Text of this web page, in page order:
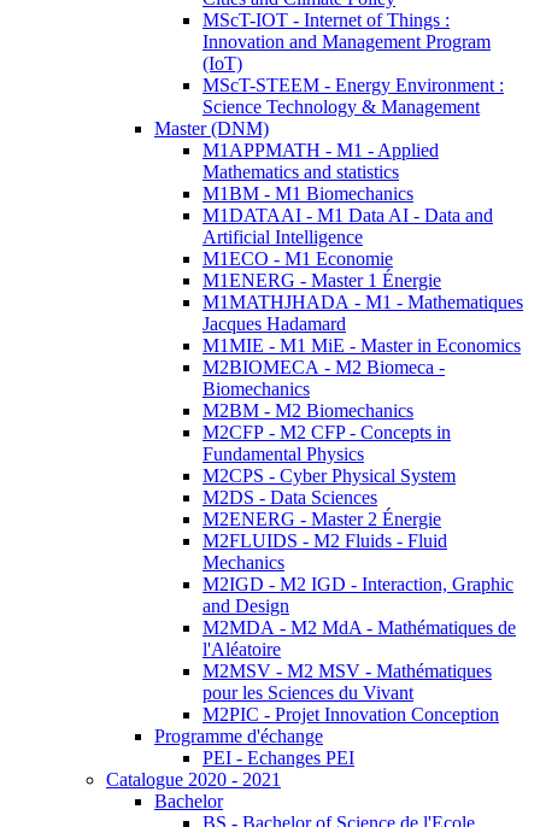
MScT-IOT - Internet of Things :
Innovation and Management Program
(IoT)
MScT-STEEM - Energy Environment :
Science Technology & Management
Master (DNM)
M1APPMATH - M1 - Applied
Mathematics and statistics
M1BM - M1 Biomechanics
M1DATAAI - M1 Data AI - Data and
Artificial Intelligence
M1ECO - M1 Economie
M1ENERG - Master 1 Énergie
M1MATHJHADA - M1 - Mathematiques
Jacques Hadamard
M1MIE - M1 MiE - Master in Economics
M2BIOMECA - M2 Biomeca -
Biomechanics
M2BM - M2 Biomechanics
M2CFP - M2 CFP - Concepts in
Fundamental Physics
M2CPS - Cyber Physical System
M2DS - Data Sciences
M2ENERG - Master 2 Énergie
M2FLUIDS - M2 Fluids - Fluid
Mechanics
M2IGD - M2 IGD - Interaction, Graphic
and Design
M2MDA - M2 MdA - Mathématiques de
l'Aléatoire
M2MSV - M2 MSV - Mathématiques
pour les Sciences du Vivant
M2PIC - Projet Innovation Conception
Programme d'échange
PEI - Echanges PEI
Catalogue 2020 - 2021
Bachelor
BS - Bachelor of Science de l'Ecole